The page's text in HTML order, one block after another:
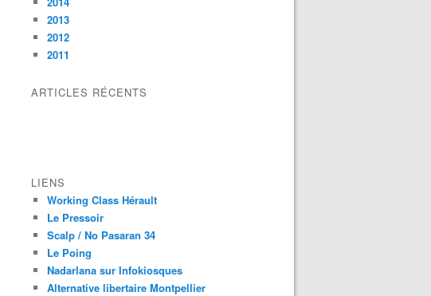
2013
2012
2011
ARTICLES RÉCENTS
LIENS
Working Class Hérault
Le Pressoir
Scalp / No Pasaran 34
Le Poing
Nadarlana sur Infokiosques
Alternative libertaire Montpellier